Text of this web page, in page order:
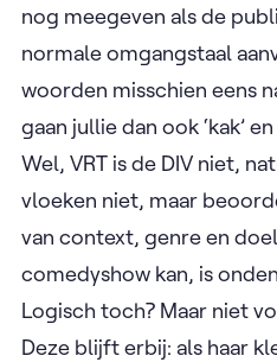
nog meegeven als de
normale omgangstaal
woorden misschien eens
gaan jullie dan ook ‘kak’ en
Wel, VRT is de DIV niet,
vloeken niet, maar
van context, genre en
comedyshow kan, is
Logisch toch? Maar niet
Deze blijft erbij: als haar